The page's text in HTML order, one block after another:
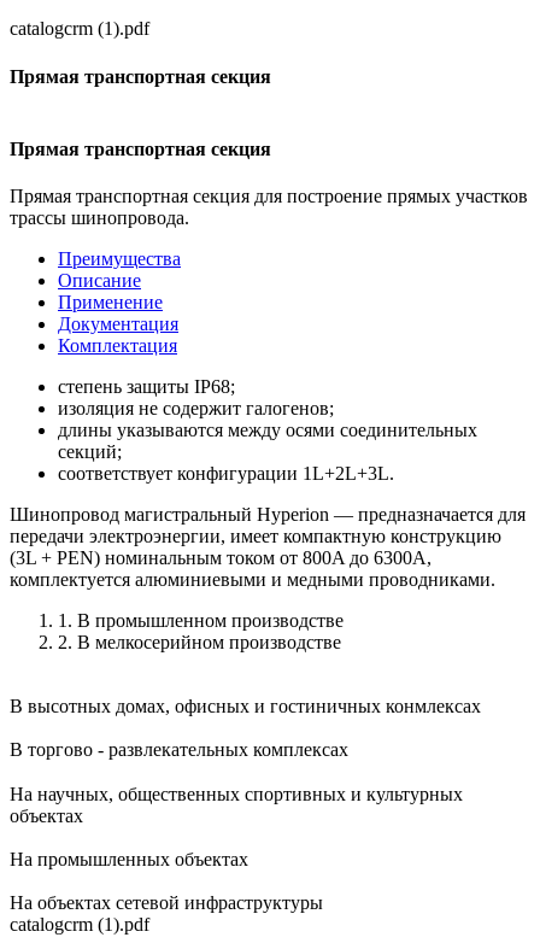
catalogcrm (1).pdf
Прямая транспортная секция
Прямая транспортная секция
Прямая транспортная секция для построение прямых участков
трассы шинопровода.
Преимущества
Описание
Применение
Документация
Комплектация
степень защиты IР68;
изоляция не содержит галогенов;
длины указываются между осями соединительных
секций;
соответствует конфигурации 1L+2L+3L.
Шинопровод магистральный Hyperion — предназначается для
передачи электроэнергии, имеет компактную конструкцию
(3L + PEN) номинальным током от 800A до 6300A,
комплектуется алюминиевыми и медными проводниками.
1. В промышленном производстве
2. В мелкосерийном производстве
В высотных домах, офисных и гостиничных конмлексах
В торгово - развлекательных комплексах
На научных, общественных спортивных и культурных
объектах
На промышленных объектах
На объектах сетевой инфраструктуры
catalogcrm (1).pdf